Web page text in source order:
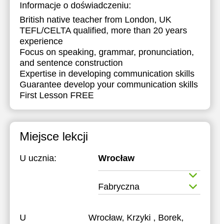
Informacje o doświadczeniu:
British native teacher from London, UK
TEFL/CELTA qualified, more than 20 years
experience
Focus on speaking, grammar, pronunciation,
and sentence construction
Expertise in developing communication skills
Guarantee develop your communication skills
First Lesson FREE
Miejsce lekcji
U ucznia: Wrocław
Fabryczna
U
Wrocław, Krzyki , Borek,